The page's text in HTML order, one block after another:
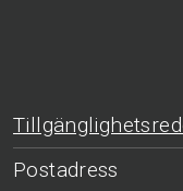
Postadress